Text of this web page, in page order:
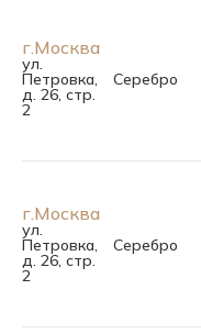
г.Москва
ул.
Петровка,
д. 26, стр.
2
Серебро
г.Москва
ул.
Петровка,
д. 26, стр.
2
Серебро